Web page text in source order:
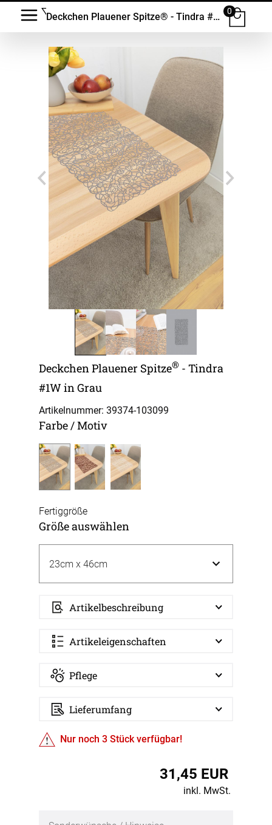
Deckchen Plauener Spitze® - Tindra #1W
0
Deckchen Plauener Spitze® - Tindra
#1W in Grau
Artikelnummer: 39374-103099
Farbe / Motiv
Fertiggröße
Größe auswählen
Artikelbeschreibung
Artikeleigenschaften
Pflege
Lieferumfang
Nur noch3 Stück verfügbar!
31,45 EUR
inkl. MwSt.